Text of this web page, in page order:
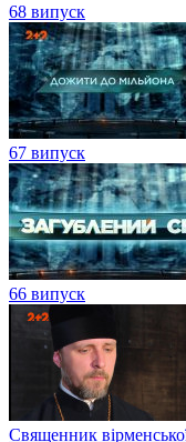
68 випуск
67 випуск
66 випуск
Священник